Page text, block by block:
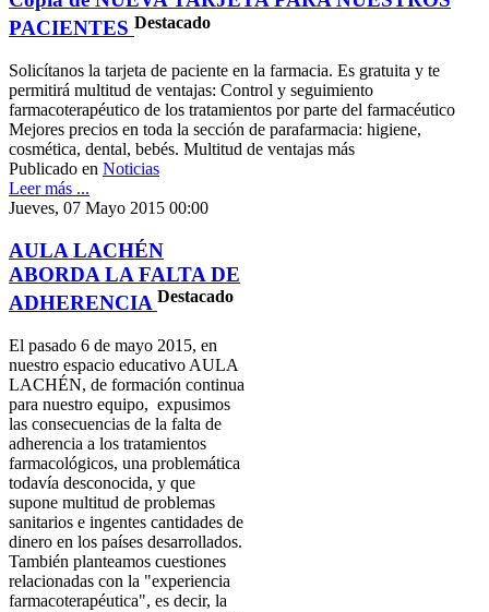
PACIENTES Destacado
Solicítanos la tarjeta de paciente en la farmacia. Es gratuita y te
permitirá multitud de ventajas: Control y seguimiento
farmacoterapéutico de los tratamientos por parte del farmacéutico
Mejores precios en toda la sección de parafarmacia: higiene,
cosmética, dental, bebés. Multitud de ventajas más
Publicado en Noticias
Leer más ...
Jueves, 07 Mayo 2015 00:00
AULA LACHÉN
ABORDA LA FALTA DE
ADHERENCIA Destacado
El pasado 6 de mayo 2015, en
nuestro espacio educativo AULA
LACHÉN, de formación continua
para nuestro equipo, expusimos
las consecuencias de la falta de
adherencia a los tratamientos
farmacológicos, una problemática
todavía desconocida, y que
supone multitud de problemas
sanitarios e ingentes cantidades de
dinero en los países desarrollados.
También planteamos cuestiones
relacionadas con la "experiencia
farmacoterapéutica", es decir, la